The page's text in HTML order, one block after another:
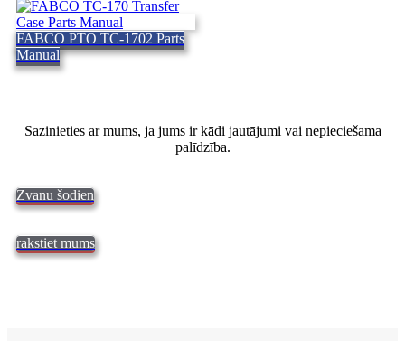
FABCO PTO TC-1702 Parts
Manual
Sazinieties ar mums, ja jums ir kādi jautājumi vai nepieciešama
palīdzība.
Zvanu šodien
rakstiet mums